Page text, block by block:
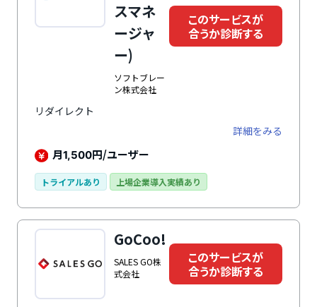
スマネ
ージャ
ー)
ソフトブレー
ン株式会社
このサービスが
合うか診断する
リダイレクト
詳細をみる
月1,500円/ユーザー
トライアルあり 上場企業導入実績あり
GoCoo!
SALES GO株
式会社
このサービスが
合うか診断する